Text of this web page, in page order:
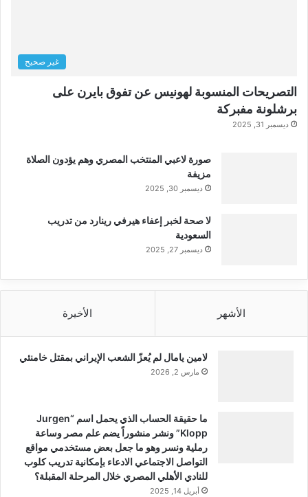
غير صحيح
التصريحات المنسوبة لهونيس عن تفوق بايرن على
برشلونة مفبركة
ديسمبر 31, 2025
صورة لاعبي المنتخب المصري وهم يؤدون الصلاة
مزيفة
ديسمبر 30, 2025
لا صحة لخبر إعفاء هيرفي رينارد من تدريب
السعودية
ديسمبر 27, 2025
الأشهر الأخيرة
لامين يامال لم يُعزّ الشعب الإيراني بمقتل خامنئي
مارس 2, 2026
ما حقيقة الحساب الذي يحمل اسم “Jurgen
Klopp” ونشر منشوراً يضم علم مصر وساعة
رملية ونسر وهو ما جعل بعض مستخدمي مواقع
التواصل الاجتماعي الادعاء بإمكانية تدريب كلوب
للنادي الأهلي المصري خلال المرحلة المقبلة؟
أبريل 14, 2025